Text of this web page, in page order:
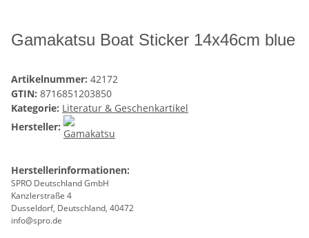
Gamakatsu Boat Sticker 14x46cm blue
Artikelnummer: 42172
GTIN: 8716851203850
Kategorie: Literatur & Geschenkartikel
Hersteller:
Herstellerinformationen:
SPRO Deutschland GmbH
Kanzlerstraße 4
Dusseldorf, Deutschland, 40472
info@spro.de